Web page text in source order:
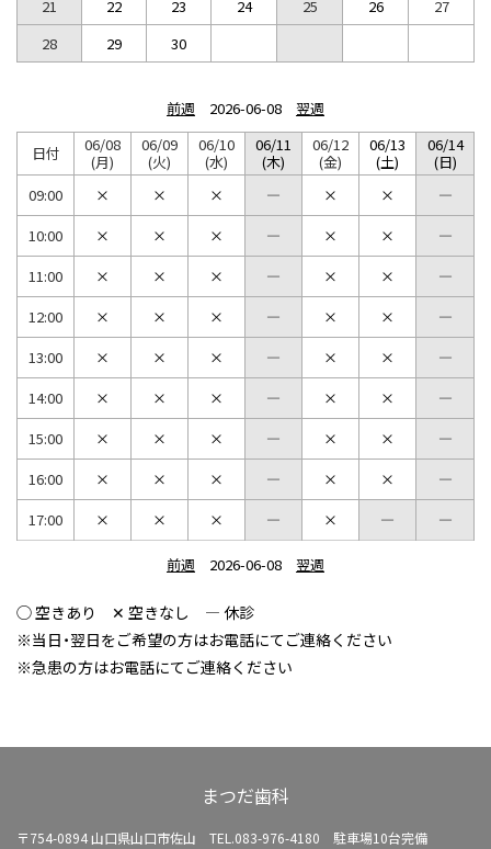
21
22 23 24 25 26
27
28
29 30
前週 2026-06-08 翌週
日付
06/08
(月)
06/09
(火)
06/10
(水)
06/11
(木)
06/12
(金)
06/13
(土)
06/14
(日)
09:00
10:00
11:00
12:00
13:00
14:00
15:00
16:00
17:00
前週 2026-06-08 翌週
◯ 空きあり ✕ 空きなし ― 休診
※当日・翌日をご希望の方はお電話にてご連絡ください
※急患の方はお電話にてご連絡ください
まつだ歯科
〒754-0894 山口県山口市佐山 TEL.083-976-4180 駐車場10台完備